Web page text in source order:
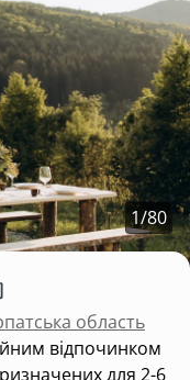
1/80
область
відпочинком
для 2-6